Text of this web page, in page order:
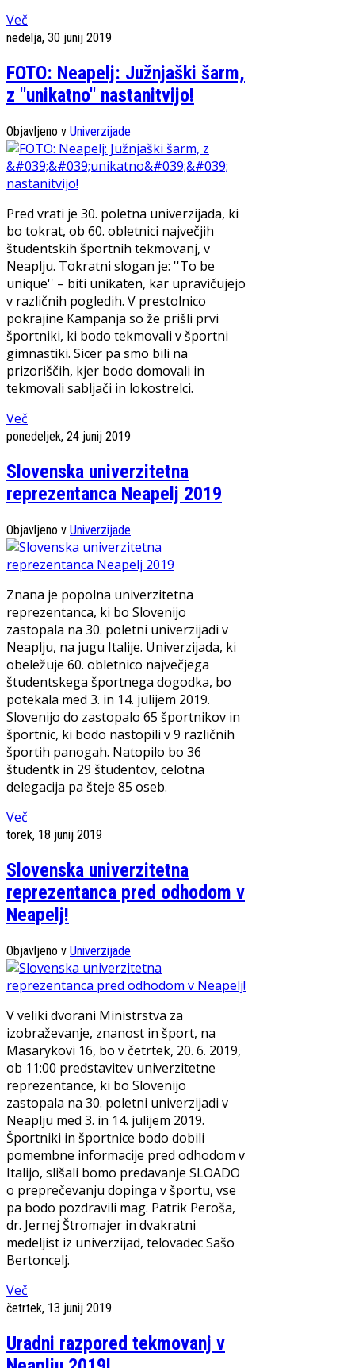
Več
nedelja, 30 junij 2019
FOTO: Neapelj: Južnjaški šarm,
z ''unikatno'' nastanitvijo!
Objavljeno v Univerzijade
Pred vrati je 30. poletna univerzijada, ki
bo tokrat, ob 60. obletnici največjih
študentskih športnih tekmovanj, v
Neaplju. Tokratni slogan je: ''To be
unique'' – biti unikaten, kar upravičujejo
v različnih pogledih. V prestolnico
pokrajine Kampanja so že prišli prvi
športniki, ki bodo tekmovali v športni
gimnastiki. Sicer pa smo bili na
prizoriščih, kjer bodo domovali in
tekmovali sabljači in lokostrelci.
Več
ponedeljek, 24 junij 2019
Slovenska univerzitetna
reprezentanca Neapelj 2019
Objavljeno v Univerzijade
Znana je popolna univerzitetna
reprezentanca, ki bo Slovenijo
zastopala na 30. poletni univerzijadi v
Neaplju, na jugu Italije. Univerzijada, ki
obeležuje 60. obletnico največjega
študentskega športnega dogodka, bo
potekala med 3. in 14. julijem 2019.
Slovenijo do zastopalo 65 športnikov in
športnic, ki bodo nastopili v 9 različnih
športih panogah. Natopilo bo 36
študentk in 29 študentov, celotna
delegacija pa šteje 85 oseb.
Več
torek, 18 junij 2019
Slovenska univerzitetna
reprezentanca pred odhodom v
Neapelj!
Objavljeno v Univerzijade
V veliki dvorani Ministrstva za
izobraževanje, znanost in šport, na
Masarykovi 16, bo v četrtek, 20. 6. 2019,
ob 11:00 predstavitev univerzitetne
reprezentance, ki bo Slovenijo
zastopala na 30. poletni univerzijadi v
Neaplju med 3. in 14. julijem 2019.
Športniki in športnice bodo dobili
pomembne informacije pred odhodom v
Italijo, slišali bomo predavanje SLOADO
o preprečevanju dopinga v športu, vse
pa bodo pozdravili mag. Patrik Peroša,
dr. Jernej Štromajer in dvakratni
medeljist iz univerzijad, telovadec Sašo
Bertoncelj.
Več
četrtek, 13 junij 2019
Uradni razpored tekmovanj v